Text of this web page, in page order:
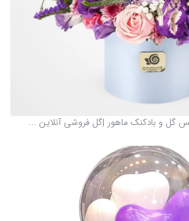
گل و بادکنک ماهور |گل فروشی آنلاین ...